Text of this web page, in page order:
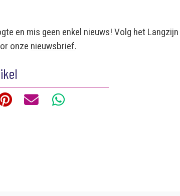
en mis geen enkel nieuws! Volg het Langzijn
onze nieuwsbrief.
Pinterest E-mailWhatsApp